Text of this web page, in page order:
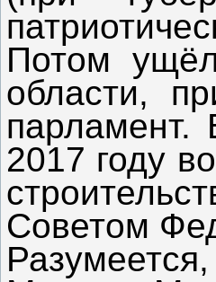
Потом
области,
2017 году
Советом